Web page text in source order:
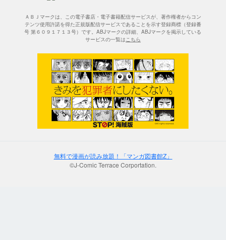
ＡＢＪマークは、この電子書店・電子書籍配信サービスが、著作権者からコン
テンツ使用許諾を得た正規版配信サービスであることを示す登録商標（登録番
号 第６０９１７１３号）です。ABJマークの詳細、ABJマークを掲示している
サービスの一覧はこちら
無料で漫画が読み放題！「マンガ図書館Z」
©J-Comic Terrace Corportation.